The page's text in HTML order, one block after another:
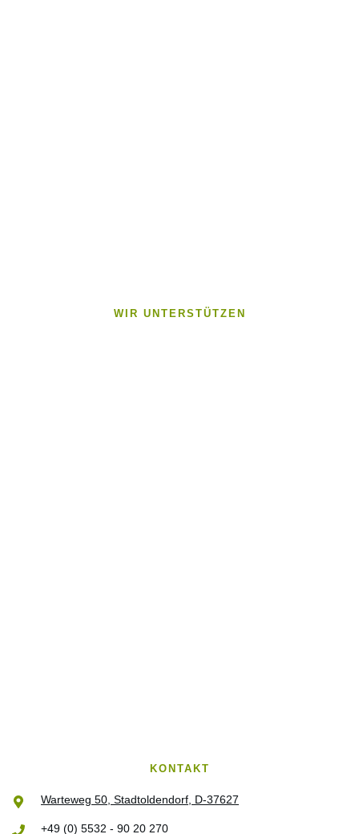
WIR UNTERSTÜTZEN
KONTAKT
Warteweg 50, Stadtoldendorf, D-37627
+49 (0) 5532 - 90 20 270